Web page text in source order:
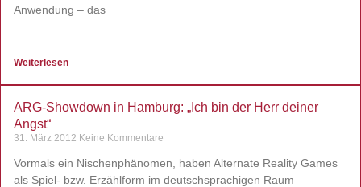
Anwendung – das
Weiterlesen
ARG-Showdown in Hamburg: „Ich bin der Herr deiner
Angst“
31. März 2012 Keine Kommentare
Vormals ein Nischenphänomen, haben Alternate Reality Games
als Spiel- bzw. Erzählform im deutschsprachigen Raum